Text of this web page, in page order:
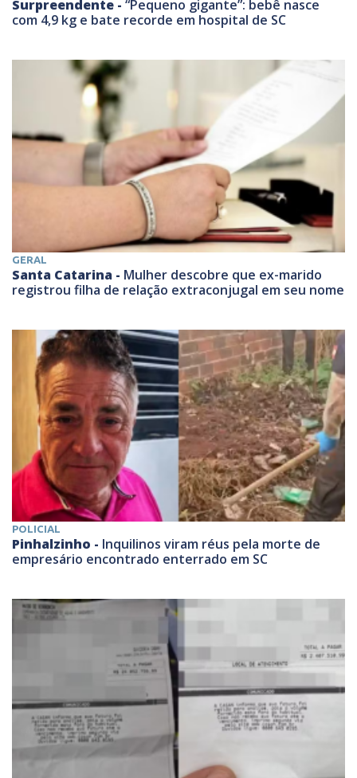
Surpreendente - “Pequeno gigante”: bebê nasce
com 4,9 kg e bate recorde em hospital de SC
GERAL
Santa Catarina - Mulher descobre que ex-marido
registrou filha de relação extraconjugal em seu nome
POLICIAL
Pinhalzinho - Inquilinos viram réus pela morte de
empresário encontrado enterrado em SC